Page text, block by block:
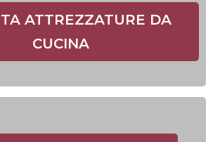
ATTREZZATURE DA
CUCINA